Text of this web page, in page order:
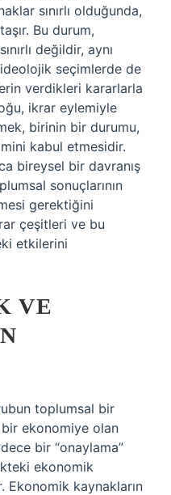
sınırlı olduğunda,
Bu durum,
değildir, aynı
seçimlerde de
verdikleri kararlarla
ikrar eylemiyle
birinin bir durumu,
kabul etmesidir.
bireysel bir davranış
sonuçlarının
gerektiğini
çeşitleri ve bu
etkilerini
VE
toplumsal bir
ekonomiye olan
bir “onaylama”
ekonomik
Ekonomik kaynakların